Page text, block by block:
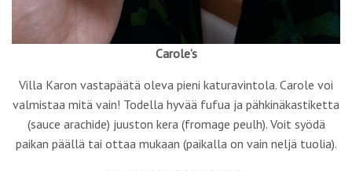
Carole’s
Villa Karon vastapäätä oleva pieni katuravintola. Carole voi
valmistaa mitä vain! Todella hyvää fufua ja pähkinäkastiketta
(sauce arachide) juuston kera (fromage peulh). Voit syödä
paikan päällä tai ottaa mukaan (paikalla on vain neljä tuolia).